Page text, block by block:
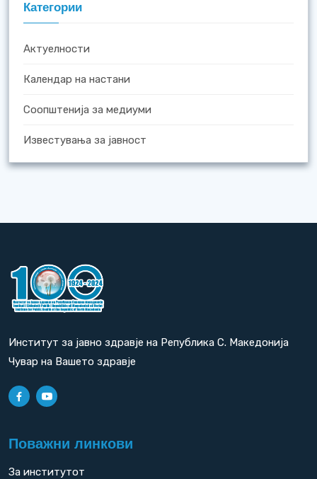
Категории
Актуелности
Календар на настани
Соопштенија за медиуми
Известувања за јавност
Институт за јавно здравје на Република С. Македонија
Чувар на Вашето здравје
Поважни линкови
За институтот